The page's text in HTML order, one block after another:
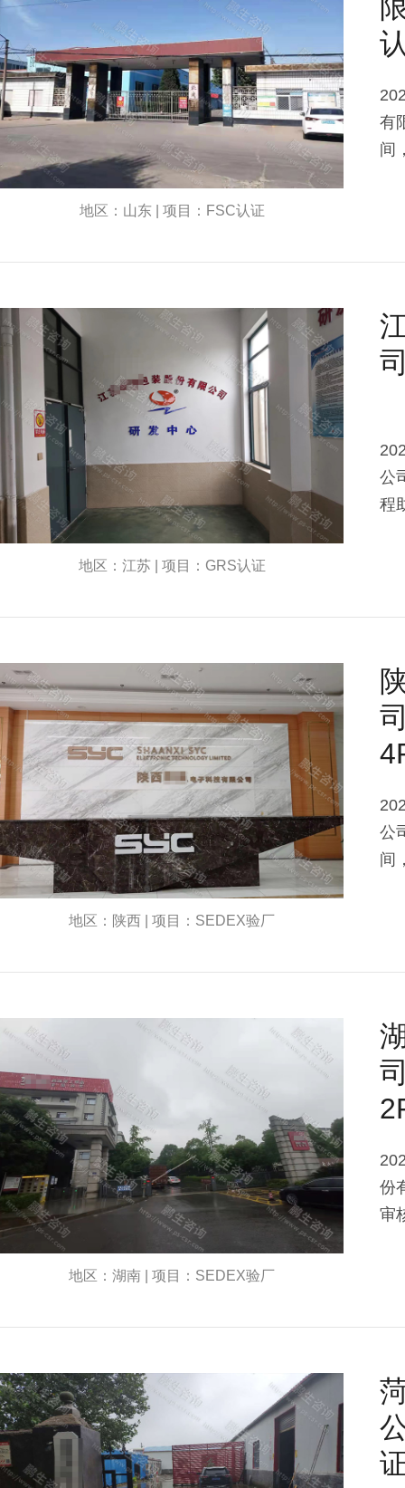
有
间
地区：山东 | 项目：FSC认证
公
程
地区：江苏 | 项目：GRS认证
公
间
地区：陕西 | 项目：SEDEX验厂
份
审
地区：湖南 | 项目：SEDEX验厂